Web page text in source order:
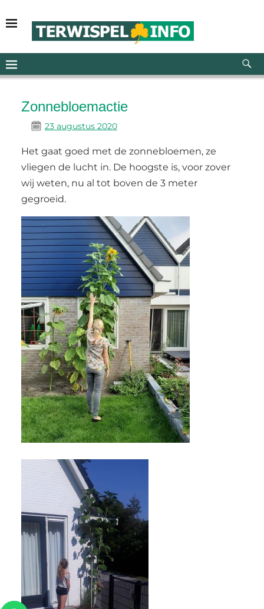
Zonnebloemactie
23 augustus 2020
Het gaat goed met de zonnebloemen, ze
vliegen de lucht in. De hoogste is, voor zover
wij weten, nu al tot boven de 3 meter
gegroeid.